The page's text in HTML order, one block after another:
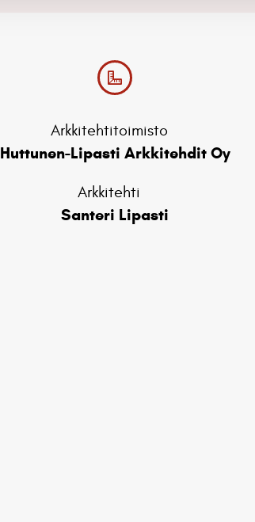
Arkkitehtitoimisto
Huttunen-Lipasti Arkkitehdit Oy
Arkkitehti
Santeri Lipasti